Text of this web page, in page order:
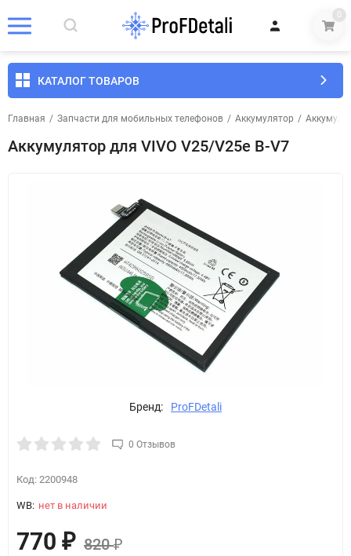
0
КАТАЛОГ ТОВАРОВ
Главная / Запчасти для мобильных телефонов / Аккумулятор /
Аккумулятор для VIVO V25/V25e B-V7
Бренд: ProFDetali
0 Отзывов
Код: 2200948
WB: нет в наличии
770 ₽ 820₽